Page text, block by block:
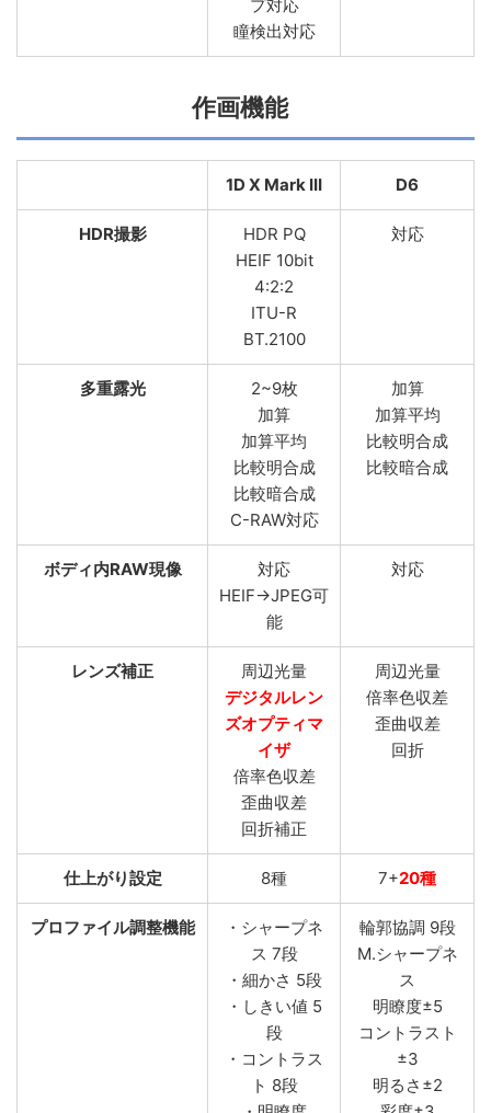
プ対応
瞳検出対応
作画機能
1D X Mark III D6
HDR撮影
HDR PQ
HEIF 10bit
4:2:2
ITU-R
BT.2100
対応
多重露光
2~9枚
加算
加算平均
比較明合成
比較暗合成
C-RAW対応
加算
加算平均
比較明合成
比較暗合成
ボディ内RAW現像
対応
HEIF→JPEG可
能
対応
レンズ補正
周辺光量
デジタルレン
ズオプティマ
イザ
倍率色収差
歪曲収差
回折補正
周辺光量
倍率色収差
歪曲収差
回折
仕上がり設定 8種 7+20種
プロファイル調整機能
・シャープネ
ス 7段
・細かさ 5段
・しきい値 5
段
・コントラス
ト 8段
輪郭協調 9段
M.シャープネ
ス
明瞭度±5
コントラスト
±3
明るさ±2